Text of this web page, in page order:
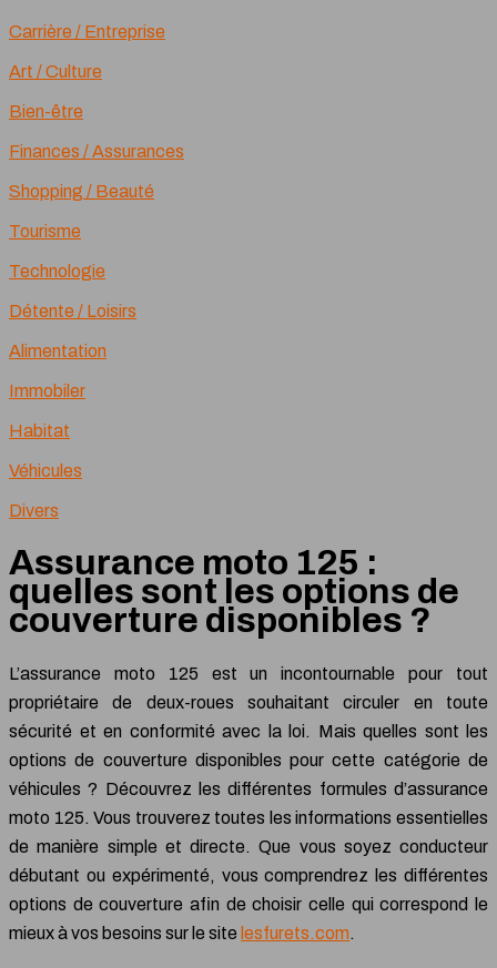
Carrière / Entreprise
Art / Culture
Bien-être
Finances / Assurances
Shopping / Beauté
Tourisme
Technologie
Détente / Loisirs
Alimentation
Immobiler
Habitat
Véhicules
Divers
Assurance moto 125 :
quelles sont les options de
couverture disponibles ?
L’assurance moto 125 est un incontournable pour tout
propriétaire de deux-roues souhaitant circuler en toute
sécurité et en conformité avec la loi. Mais quelles sont les
options de couverture disponibles pour cette catégorie de
véhicules ? Découvrez les différentes formules d’assurance
moto 125. Vous trouverez toutes les informations essentielles
de manière simple et directe. Que vous soyez conducteur
débutant ou expérimenté, vous comprendrez les différentes
options de couverture afin de choisir celle qui correspond le
mieux à vos besoins sur le site lesfurets.com.